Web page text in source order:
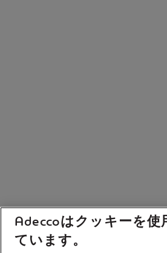
Adeccoはクッキーを使
ています。